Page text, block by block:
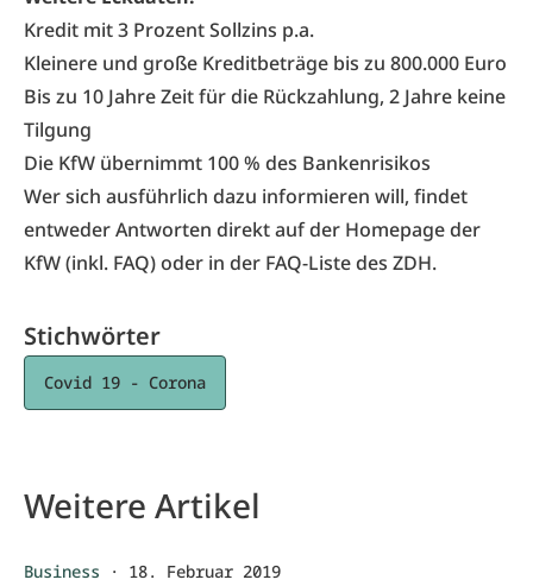
Kredit mit 3 Prozent Sollzins p.a.
Kleinere und große Kreditbeträge bis zu 800.000 Euro
Bis zu 10 Jahre Zeit für die Rückzahlung, 2 Jahre keine
Tilgung
Die KfW übernimmt 100 % des Bankenrisikos
Wer sich ausführlich dazu informieren will, findet
entweder Antworten direkt auf der Homepage der
KfW(inkl. FAQ) oder in der FAQ-Liste des ZDH.
Stichwörter
Covid 19 - Corona
Weitere Artikel
Business · 18. Februar 2019